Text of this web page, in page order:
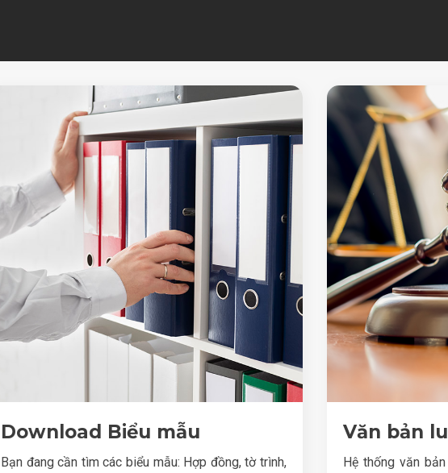
Download Biểu mẫu
Bạn đang cần tìm các biểu mẫu: Hợp đồng, tờ trình,
Văn bản
Hệ thống văn